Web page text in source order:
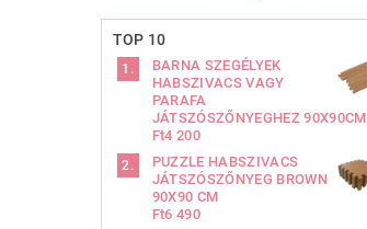
TOP 10
BARNA SZEGÉLYEK
HABSZIVACS VAGY
PARAFA
JÁTSZÓSZŐNYEGHEZ 90X90CM
Ft4 200
PUZZLE HABSZIVACS
JÁTSZÓSZŐNYEG BROWN
90X90 CM
Ft6 490